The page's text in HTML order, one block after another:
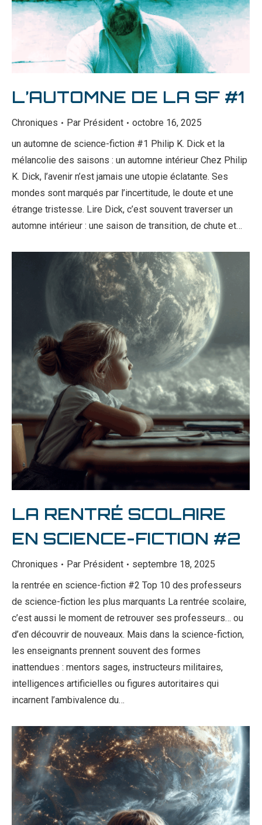
L’AUTOMNE DE LA SF #1
Chroniques Par Président
octobre 16, 2025
un automne de science-fiction #1 Philip K. Dick et la
mélancolie des saisons : un automne intérieur Chez Philip
K. Dick, l’avenir n’est jamais une utopie éclatante. Ses
mondes sont marqués par l’incertitude, le doute et une
étrange tristesse. Lire Dick, c’est souvent traverser un
automne intérieur : une saison de transition, de chute et…
LA RENTRÉ SCOLAIRE
EN SCIENCE-FICTION #2
Chroniques Par Président
septembre 18, 2025
la rentrée en science-fiction #2 Top 10 des professeurs
de science-fiction les plus marquants La rentrée scolaire,
c’est aussi le moment de retrouver ses professeurs… ou
d’en découvrir de nouveaux. Mais dans la science-fiction,
les enseignants prennent souvent des formes
inattendues : mentors sages, instructeurs militaires,
intelligences artificielles ou figures autoritaires qui
incarnent l’ambivalence du…